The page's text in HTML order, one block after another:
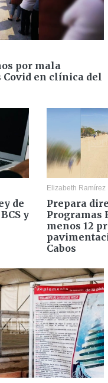
por mala
en clínica del
de
y
Elizabeth Ramírez
Prepara
Programas
menos 12
Cabos